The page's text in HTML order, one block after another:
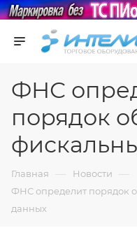
ФНС
порядок
Главная — Новости —
ФНС определит порядок
данных